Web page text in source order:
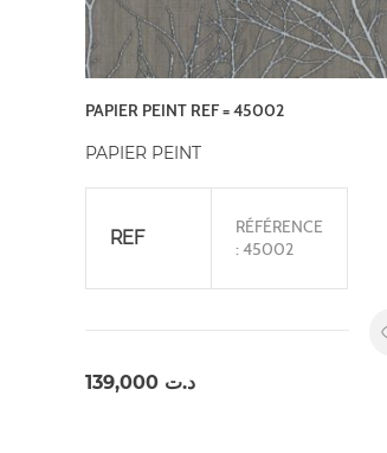
PAPIER PEINT REF = 45002
PAPIER PEINT
REF
RÉFÉRENCE
: 45002
د.ت